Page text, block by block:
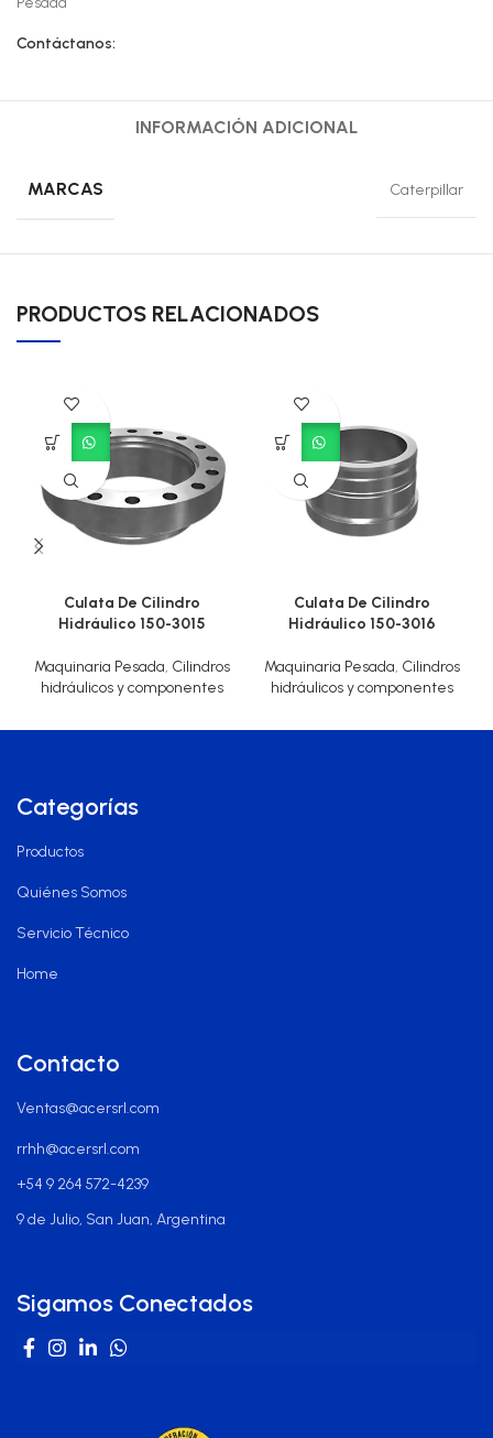
Contáctanos:
INFORMACIÓN ADICIONAL
MARCAS Caterpillar
PRODUCTOS RELACIONADOS
Culata De Cilindro
Hidráulico 150-3015
Maquinaria Pesada, Cilindros
hidráulicos y componentes
Culata De Cilindro
Hidráulico 150-3016
Maquinaria Pesada, Cilindros
hidráulicos y componentes
Categorías
Productos
Quiénes Somos
Servicio Técnico
Home
Contacto
Ventas@acersrl.com
rrhh@acersrl.com
+54 9 264 572-4239
9 de Julio, San Juan, Argentina
Sigamos Conectados